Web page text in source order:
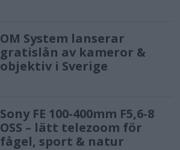
OM System lanserar
gratislån av kameror &
objektiv i Sverige
Sony FE 100-400mm F5,6-8
OSS – lätt telezoom för
fågel, sport & natur